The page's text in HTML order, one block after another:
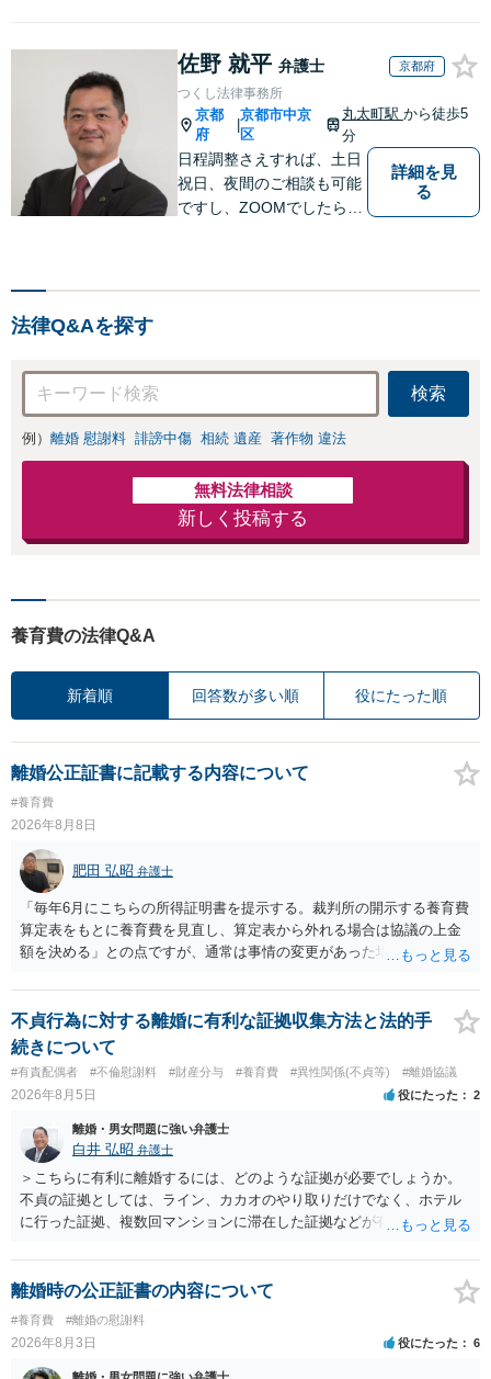
佐野 就平 弁護士 京都府
つくし法律事務所
京都
府
|
京都市中京
区
丸太町駅 から徒歩5
分
日程調整さえすれば、土日
祝日、夜間のご相談も可能
ですし、ZOOMでしたら全
詳細を見
る
法律Q&Aを探す
検索
例） 離婚 慰謝料 誹謗中傷 相続 遺産 著作物 違法
無料法律相談
新しく投稿する
養育費の法律Q&A
新着順 回答数が多い順 役にたった順
離婚公正証書に記載する内容について
#養育費
2026年8月8日
肥田 弘昭 弁護士
「毎年6月にこちらの所得証明書を提示する。裁判所の開示する養育費
算定表をもとに養育費を見直し、算定表から外れる場合は協議の上金
額を決める」との点ですが、通常は事情の変更があった場合に変更し
来なかった事情の変更により双方協議の上増減出来る」と「通知義務
に勤務先」が含まれているので、私に収入が入った事は相手に通知が
行く事になり、上記のような文言が無くても養育費の見直しは適宜出
来るかと思うのですが違うのでしょうか？との点はそのとおりかと思
います。養育費は事情の変更があった場合に変更するので毎年見直す
ことはあまりないです。ご参考にしてください。
不貞行為に対する離婚に有利な証拠収集方法と法的手
続きについて
#有責配偶者 #不倫慰謝料 #財産分与 #養育費 #異性関係(不貞等) #離婚協議
2026年8月5日 役にたった 2
離婚・男女問題に強い弁護士
白井 弘昭 弁護士
＞こちらに有利に離婚するには、どのような証拠が必要でしょうか。
不貞の証拠としては、ライン、カカオのやり取りだけでなく、ホテル
に行った証拠、複数回マンションに滞在した証拠などが有効です。 不
婚する、慰謝料をとるなど）ことができると思われます。 ただし、不
貞発覚後、長期間同居を続けると、不貞を許したとの評価につながる
離婚時の公正証書の内容について
#養育費 #離婚の慰謝料
2026年8月3日 役にたった 6